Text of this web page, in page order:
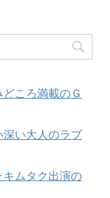
どころ満載のＧ
深い大人のラブ
キムタク出演の